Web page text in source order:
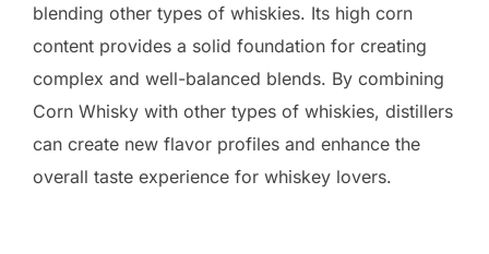
blending other types of whiskies. Its high corn
content provides a solid foundation for creating
complex and well-balanced blends. By combining
Corn Whisky with other types of whiskies, distillers
can create new flavor profiles and enhance the
overall taste experience for whiskey lovers.